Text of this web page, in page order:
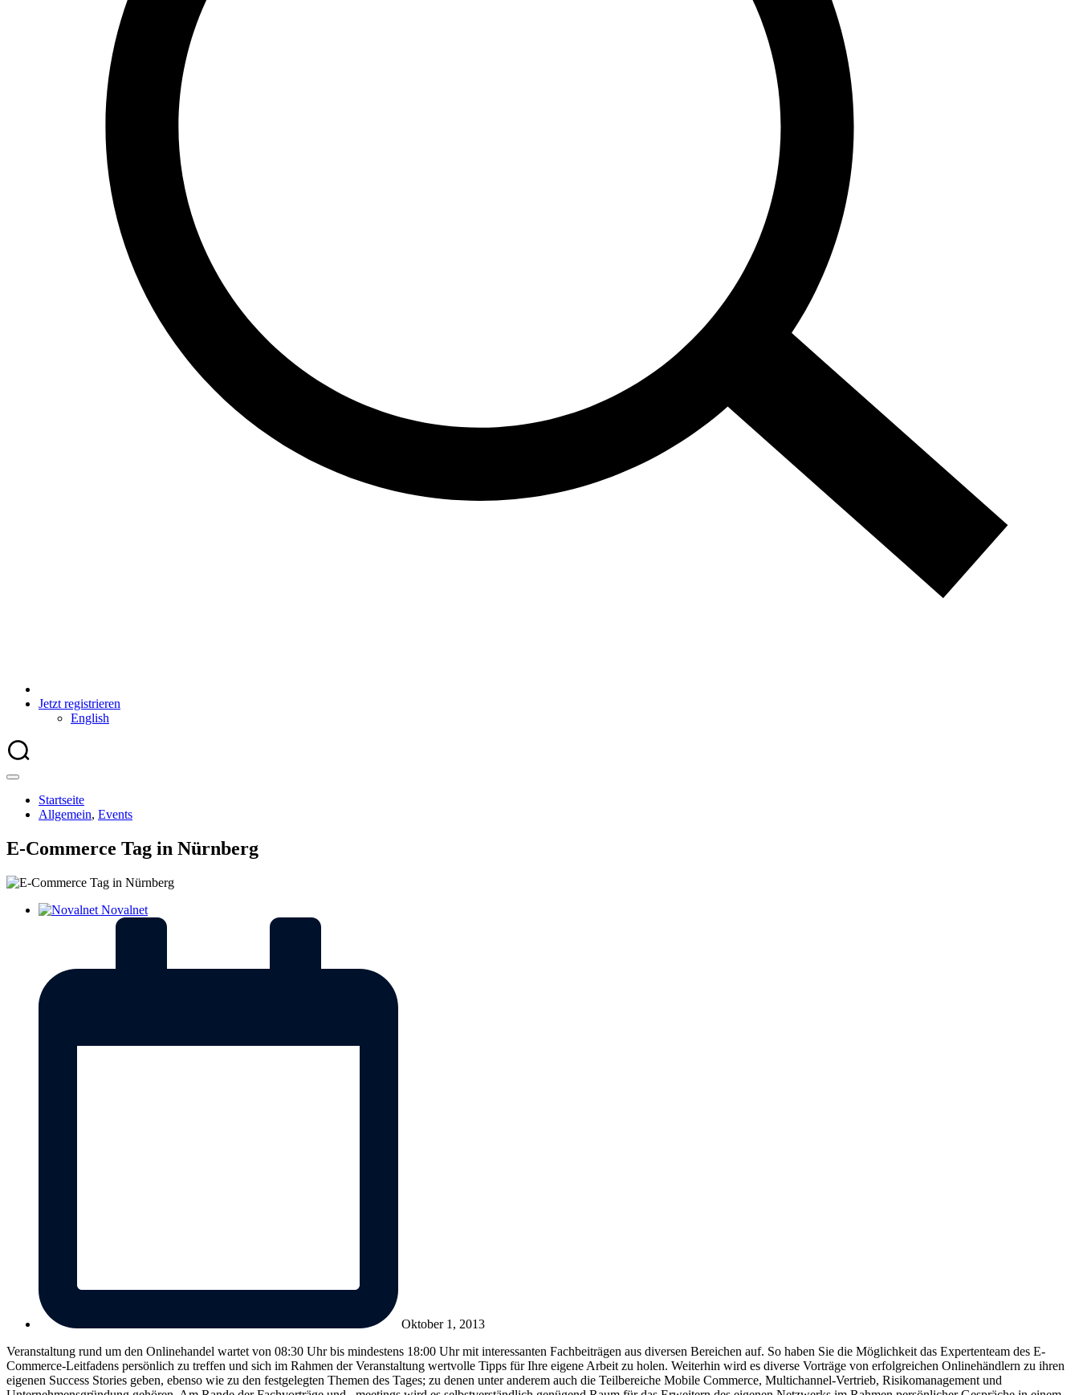
Jetzt registrieren
English
Startseite
Allgemein, Events
E-Commerce Tag in Nürnberg
Novalnet
Oktober 1, 2013
Veranstaltung rund um den Onlinehandel wartet von 08:30 Uhr bis mindestens 18:00 Uhr mit interessanten Fachbeiträgen aus diversen Bereichen auf. So haben Sie die Möglichkeit das Expertenteam des E-
Commerce-Leitfadens persönlich zu treffen und sich im Rahmen der Veranstaltung wertvolle Tipps für Ihre eigene Arbeit zu holen. Weiterhin wird es diverse Vorträge von erfolgreichen Onlinehändlern zu ihren
eigenen Success Stories geben, ebenso wie zu den festgelegten Themen des Tages; zu denen unter anderem auch die Teilbereiche Mobile Commerce, Multichannel-Vertrieb, Risikomanagement und